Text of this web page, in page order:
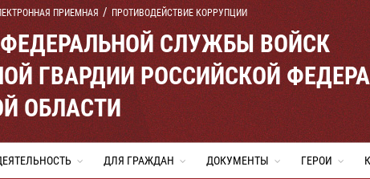
ПРИЕМНАЯ ПРОТИВОДЕЙСТВИЕ КОРРУПЦИИ
СЛУЖБЫ ВОЙСК
ГВАРДИИ РОССИЙСКОЙ
ОБЛАСТИ
ДЛЯ ГРАЖДАН ДОКУМЕНТЫ ГЕРОИ